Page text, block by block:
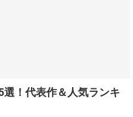
！代表作＆人気ランキ